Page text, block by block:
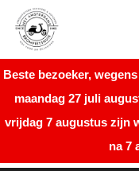
Beste bezoeker,
maandag 27 juli
vrijdag 7 augustus zijn
na 7